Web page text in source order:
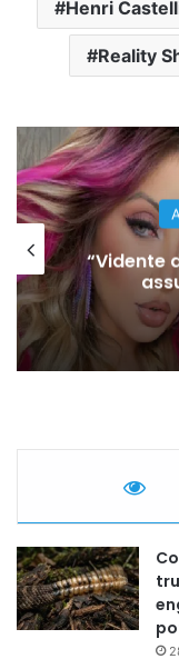
Henri
Reality
da